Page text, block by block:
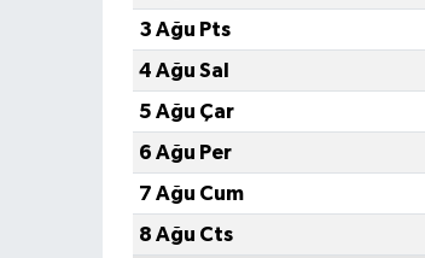
3 Ağu Pts
4 Ağu Sal
5 Ağu Çar
6 Ağu Per
7 Ağu Cum
8 Ağu Cts